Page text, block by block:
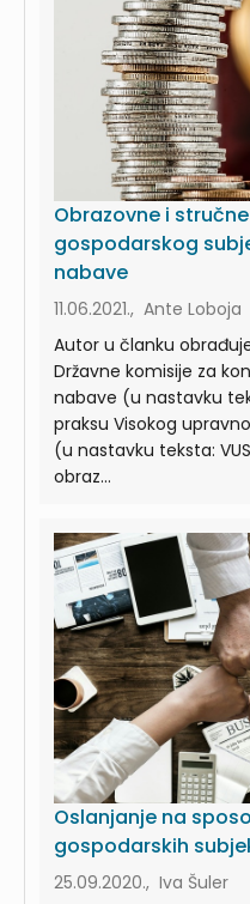
Obrazovne i
gospodarskog
nabave
11.06.2021., Ante Loboja
Autor u članku
Državne komisije za
nabave (u nastavku
praksu Visokog
(u nastavku teksta:
obraz...
Oslanjanje na
gospodarskih
25.09.2020., Iva Šuler